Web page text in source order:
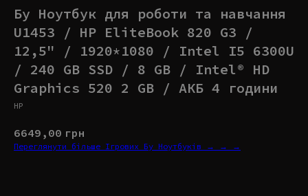
Бу Ноутбук для роботи та навчання
U1453 / HP EliteBook 820 G3 /
12,5" / 1920*1080 / Intel I5 6300U
/ 240 GB SSD / 8 GB / Intel® HD
Graphics 520 2 GB / АКБ 4 години
HP
6649,00 грн
Переглянути більше Ігрових Бу Ноутбуків → → →